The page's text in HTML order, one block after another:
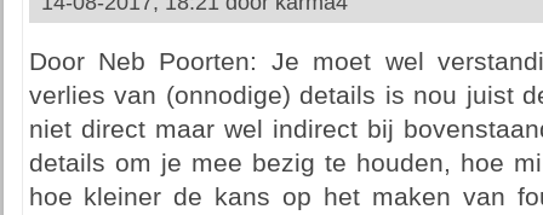
Door Neb Poorten: Je moet wel
verlies van (onnodige) details is nou juist
niet direct maar wel indirect bij
details om je mee bezig te houden, hoe
hoe kleiner de kans op het maken van